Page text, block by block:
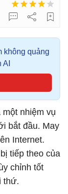
không quảng
một nhiệm vụ
bắt đầu. May
Internet.
tiếp theo của
chỉnh tốt
thứ.